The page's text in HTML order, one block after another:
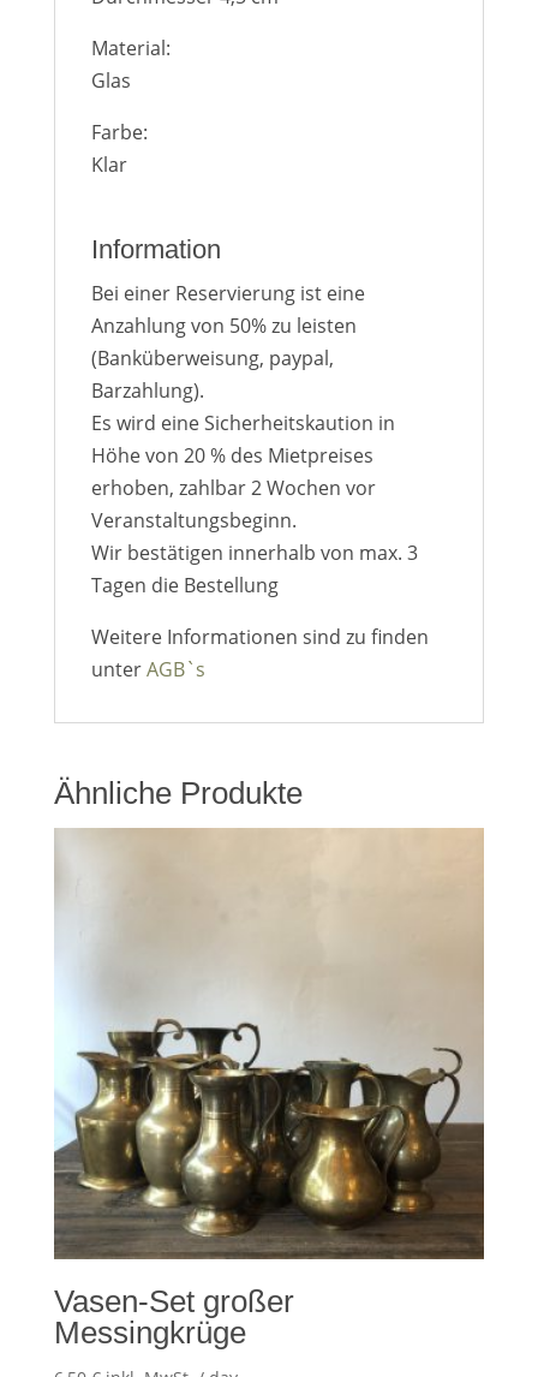
Material:
Glas
Farbe:
Klar
Information
Bei einer Reservierung ist eine
Anzahlung von 50% zu leisten
(Banküberweisung, paypal,
Barzahlung).
Es wird eine Sicherheitskaution in
Höhe von 20 % des Mietpreises
erhoben, zahlbar 2 Wochen vor
Veranstaltungsbeginn.
Wir bestätigen innerhalb von max. 3
Tagen die Bestellung
Weitere Informationen sind zu finden
unterAGB`s
Ähnliche Produkte
Vasen-Set großer
Messingkrüge